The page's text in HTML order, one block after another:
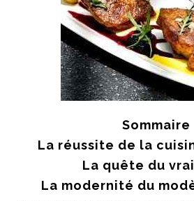
Sommaire
La réussite de la
La quête du
La modernité du